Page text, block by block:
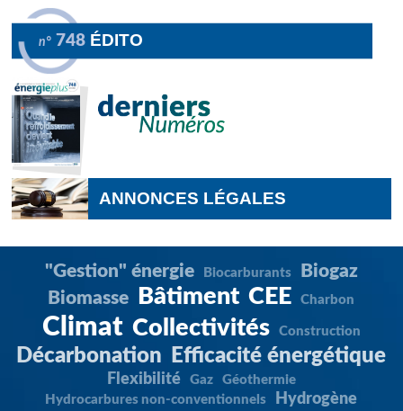
n° 748 ÉDITO
ANNONCES LÉGALES
"Gestion" énergie Biocarburants
Biogaz
Biomasse
Bâtiment CEE Charbon
Climat Collectivités Construction
Décarbonation Efficacité énergétique
Flexibilité Gaz
Géothermie
Hydrocarbures non-conventionnels
Hydrogène